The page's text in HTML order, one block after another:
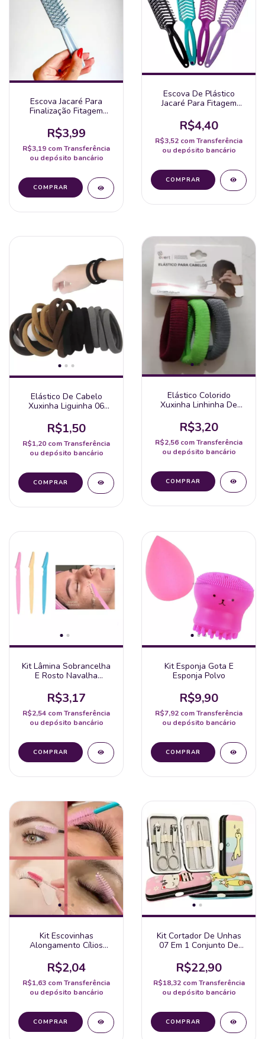
Escova Jacaré Para
Finalização Fitagem
R$3,99
R$3,19 comTransferência
ou depósito bancário
Escova De Plástico
Jacaré Para Fitagem
R$4,40
R$3,52 comTransferência
ou depósito bancário
Elástico De Cabelo
Xuxinha Liguinha 06
R$1,50
R$1,20 comTransferência
ou depósito bancário
Elástico Colorido
Xuxinha Linhinha De
R$3,20
R$2,56 comTransferência
ou depósito bancário
Kit Lâmina Sobrancelha
E Rosto Navalha
R$3,17
R$2,54 comTransferência
ou depósito bancário
Kit Esponja Gota E
Esponja Polvo
R$9,90
R$7,92 comTransferência
ou depósito bancário
Kit Escovinhas
Alongamento Cílios
Descartável (1
Pacote/10Un)
R$2,04
R$1,63 comTransferência
ou depósito bancário
Kit Cortador De Unhas
07 Em 1 Conjunto De
Aço Inoxidável
Eletromex
R$22,90
R$18,32 com Transferência
ou depósito bancário